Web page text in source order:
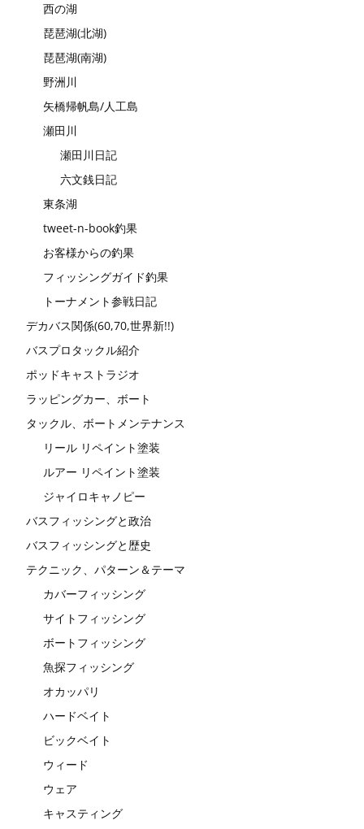
西の湖
琵琶湖(北湖)
琵琶湖(南湖)
野洲川
矢橋帰帆島/人工島
瀬田川
瀬田川日記
六文銭日記
東条湖
tweet-n-book釣果
お客様からの釣果
フィッシングガイド釣果
トーナメント参戦日記
デカバス関係(60,70,世界新!!)
バスプロタックル紹介
ポッドキャストラジオ
ラッピングカー、ボート
タックル、ボートメンテナンス
リール リペイント塗装
ルアー リペイント塗装
ジャイロキャノピー
バスフィッシングと政治
バスフィッシングと歴史
テクニック、パターン＆テーマ
カバーフィッシング
サイトフィッシング
ボートフィッシング
魚探フィッシング
オカッパリ
ハードベイト
ビックベイト
ウィード
ウェア
キャスティング